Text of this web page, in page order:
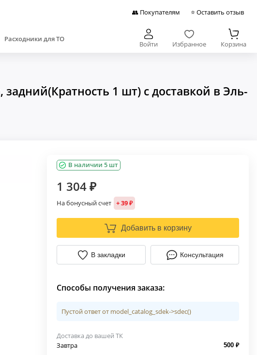
👥 Покупателям ⭐ Оставить отзыв
Расходники для ТО
Войти Избранное Корзина
1 шт) с доставкой в Эль-
В наличии 5 шт
1 304 ₽
На бонусный счет + 39 ₽
Добавить в корзину
В закладки Консультация
Способы получения заказа:
Пустой ответ от model_catalog_sdek->sdec()
Доставка до вашей ТК
Завтра
500 ₽